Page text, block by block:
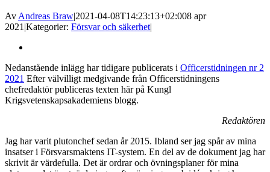
AvAndreas Braw|2021-04-08T14:23:13+02:008 apr
2021|Kategorier: Försvar och säkerhet|
bild
Nedanstående inlägg har tidigare publicerats i Officerstidningen nr 2
2021 Efter välvilligt medgivande från Officerstidningens
chefredaktör publiceras texten här på Kungl
Krigsvetenskapsakademiens blogg.
Redaktören
Jag har varit plutonchef sedan år 2015. Ibland ser jag spår av mina
insatser i Försvarsmaktens IT-system. En del av de dokument jag har
skrivit är värdefulla. Det är ordrar och övningsplaner för mina